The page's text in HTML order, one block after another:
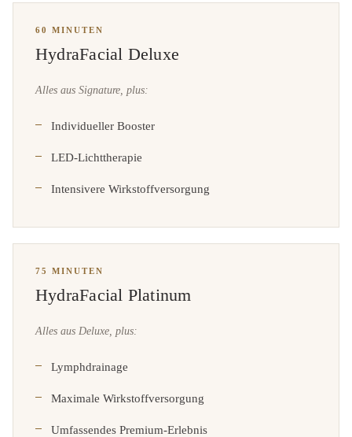
60 MINUTEN
HydraFacial Deluxe
Alles aus Signature, plus:
Individueller Booster
LED-Lichttherapie
Intensivere Wirkstoffversorgung
75 MINUTEN
HydraFacial Platinum
Alles aus Deluxe, plus:
Lymphdrainage
Maximale Wirkstoffversorgung
Umfassendes Premium-Erlebnis